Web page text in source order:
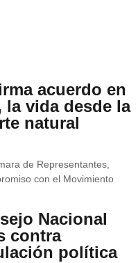
acuerdo en
la vida desde la
natural
de Representantes,
con el Movimiento
Nacional
contra
política